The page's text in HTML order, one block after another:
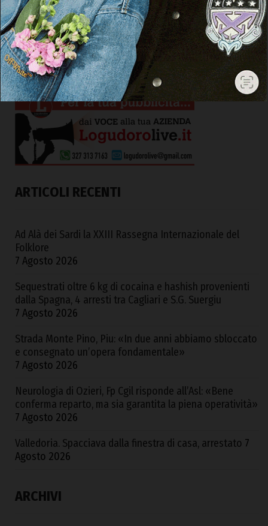
ARTICOLI RECENTI
Ad Alà dei Sardi la XXIII Rassegna Internazionale del
Folklore
7 Agosto 2026
Sequestrati oltre 6 kg di cocaina e hashish provenienti
dalla Spagna, 4 arresti tra Cagliari e S.G. Suergiu
7 Agosto 2026
Strada Monte Pino, Piu: «In due anni abbiamo sbloccato
e consegnato un’opera fondamentale»
7 Agosto 2026
Neurologia di Ozieri, Fp Cgil risponde all’Asl: «Bene
conferma reparto, ma sia garantita la piena operatività»
7 Agosto 2026
Valledoria. Spacciava dalla finestra di casa, arrestato 7
Agosto 2026
ARCHIVI